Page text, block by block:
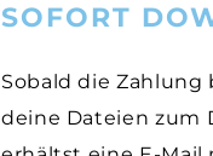
SOFORT
Sobald die
deine Dateien zum